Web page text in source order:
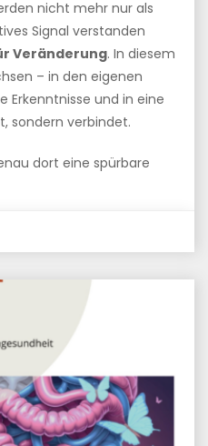
nicht mehr nur als
Signal verstanden
Veränderung. In diesem
– in den eigenen
Erkenntnisse und in eine
sondern verbindet.
dort eine spürbare